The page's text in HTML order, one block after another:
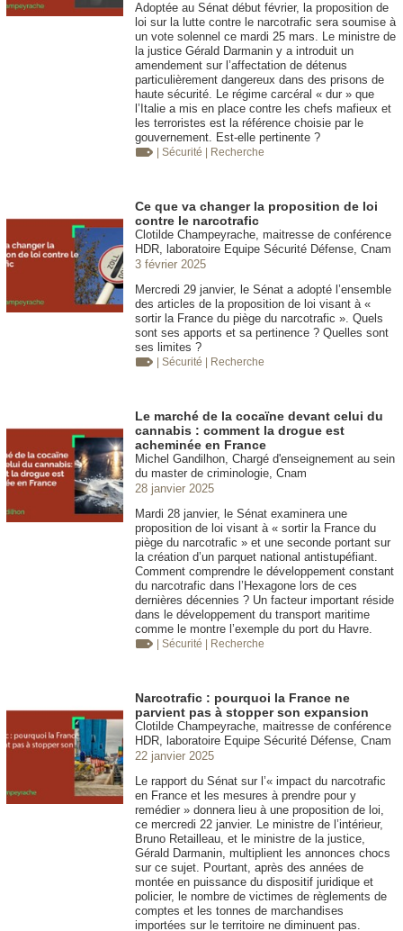
Adoptée au Sénat début février, la proposition de
loi sur la lutte contre le narcotrafic sera soumise à
un vote solennel ce mardi 25 mars. Le ministre de
la justice Gérald Darmanin y a introduit un
amendement sur l’affectation de détenus
particulièrement dangereux dans des prisons de
haute sécurité. Le régime carcéral « dur » que
l’Italie a mis en place contre les chefs mafieux et
les terroristes est la référence choisie par le
gouvernement. Est-elle pertinente ?
| Sécurité | Recherche
Ce que va changer la proposition de loi
contre le narcotrafic
Clotilde Champeyrache, maitresse de conférence
HDR, laboratoire Equipe Sécurité Défense, Cnam
3 février 2025
Mercredi 29 janvier, le Sénat a adopté l’ensemble
des articles de la proposition de loi visant à «
sortir la France du piège du narcotrafic ». Quels
sont ses apports et sa pertinence ? Quelles sont
ses limites ?
| Sécurité | Recherche
Le marché de la cocaïne devant celui du
cannabis : comment la drogue est
acheminée en France
Michel Gandilhon, Chargé d'enseignement au sein
du master de criminologie, Cnam
28 janvier 2025
Mardi 28 janvier, le Sénat examinera une
proposition de loi visant à « sortir la France du
piège du narcotrafic » et une seconde portant sur
la création d’un parquet national antistupéfiant.
Comment comprendre le développement constant
du narcotrafic dans l’Hexagone lors de ces
dernières décennies ? Un facteur important réside
dans le développement du transport maritime
comme le montre l’exemple du port du Havre.
| Sécurité | Recherche
Narcotrafic : pourquoi la France ne
parvient pas à stopper son expansion
Clotilde Champeyrache, maitresse de conférence
HDR, laboratoire Equipe Sécurité Défense, Cnam
22 janvier 2025
Le rapport du Sénat sur l’« impact du narcotrafic
en France et les mesures à prendre pour y
remédier » donnera lieu à une proposition de loi,
ce mercredi 22 janvier. Le ministre de l’intérieur,
Bruno Retailleau, et le ministre de la justice,
Gérald Darmanin, multiplient les annonces chocs
sur ce sujet. Pourtant, après des années de
montée en puissance du dispositif juridique et
policier, le nombre de victimes de règlements de
comptes et les tonnes de marchandises
importées sur le territoire ne diminuent pas.